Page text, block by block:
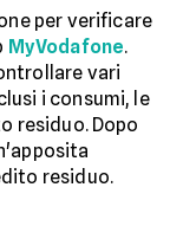
per verificare
MyVodafone.
vari
i consumi, le
residuo. Dopo
residuo.